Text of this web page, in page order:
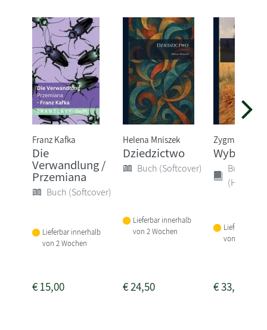
Franz Kafka
Die
Verwandlung /
Przemiana
Buch (Softcover)
Lieferbar innerhalb
von 2 Wochen
€15,00
Helena Mniszek
Dziedzictwo
Buch (Softcover)
Lieferbar innerhalb
von 2 Wochen
€24,50
Zygmunt
WybÃ3r
Buch
Lieferbar
von 2
€33,50